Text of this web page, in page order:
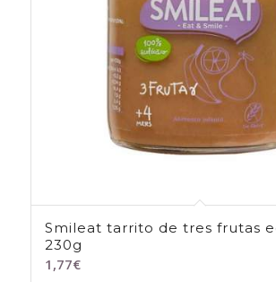
Smileat tarrito de tres frutas
230g
1,77€